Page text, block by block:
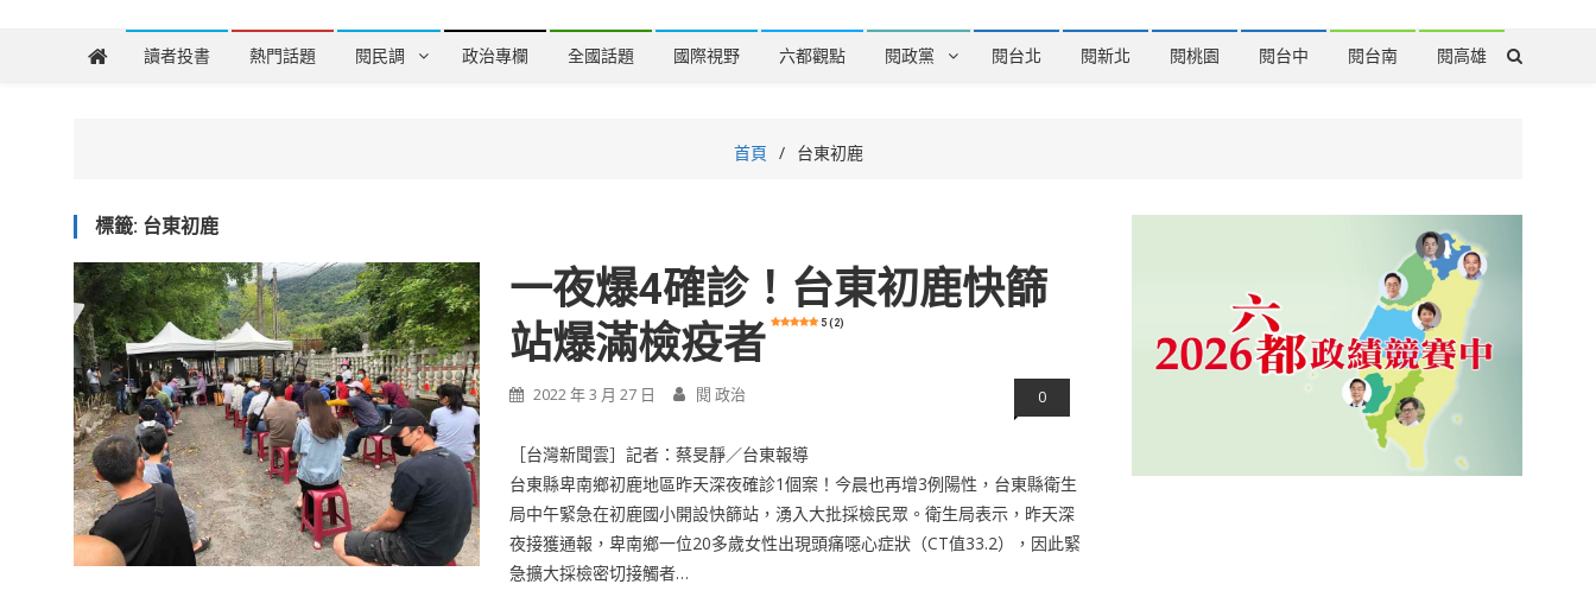
讀者投書 熱門話題 閱民調 政治專欄 全國話題 國際視野 六都觀點 閱政黨 閱台北 閱新北 閱桃園 閱台中 閱台南 閱高雄
首頁 台東初鹿
標籤: 台東初鹿
一夜爆4確診！台東初鹿快篩
站爆滿檢疫者
5 (2)
2022 年 3 月 27 日 閱 政治 0
［台灣新聞雲］記者：蔡旻靜／台東報導
台東縣卑南鄉初鹿地區昨天深夜確診1個案！今晨也再增3例陽性，台東縣衛生
局中午緊急在初鹿國小開設快篩站，湧入大批採檢民眾。衛生局表示，昨天深
夜接獲通報，卑南鄉一位20多歲女性出現頭痛噁心症狀（CT值33.2），因此緊
急擴大採檢密切接觸者…